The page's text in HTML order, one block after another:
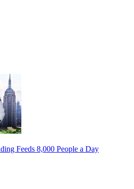
Feeds 8,000 People a Day